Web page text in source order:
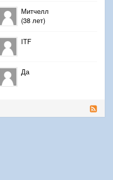
Митчелл
(38 лет)
ITF
Да